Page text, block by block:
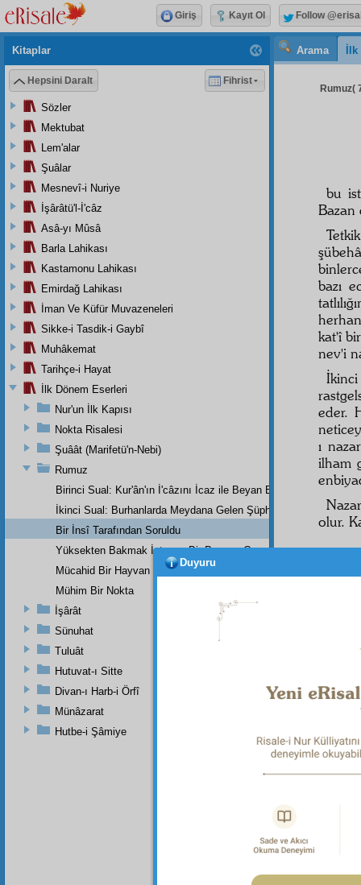
Arama
Rumuz(
bu
Tetkik
bazı
kat'î
nev'i
eder.
ı nazar
ilham
enbiya
olur.
"Hak
Kitaplar
Hepsini Daralt Fihrist
Sözler
Mektubat
Lem'alar
Şuâlar
Mesnevî-i Nuriye
İşârâtü'l-İ'câz
Asâ-yı Mûsâ
Barla Lahikası
Kastamonu Lahikası
Emirdağ Lahikası
İman Ve Küfür Muvazeneleri
Sikke-i Tasdik-i Gaybî
Muhâkemat
Tarihçe-i Hayat
İlk Dönem Eserleri
Nur'un İlk Kapısı
Nokta Risalesi
Şuâât (Marifetü'n-Nebi)
Rumuz
Birinci Sual: Kur'ân'ın İ'câzını İcaz ile Beyan Et
İkinci Sual: Burhanlarda Meydana Gelen Şüpheler İmana Zarar
Bir İnsî Tarafından Soruldu
Yüksekten Bakmak İsteyen Bir Papaza Cevap
Mücahid Bir Hayvan Mersiyesi
Mühim Bir Nokta
İşârât
Sünuhat
Tuluât
Hutuvat-ı Sitte
Divan-ı Harb-i Örfî
Münâzarat
Hutbe-i Şâmiye
Giriş Kayıt Ol Follow
Duyuru